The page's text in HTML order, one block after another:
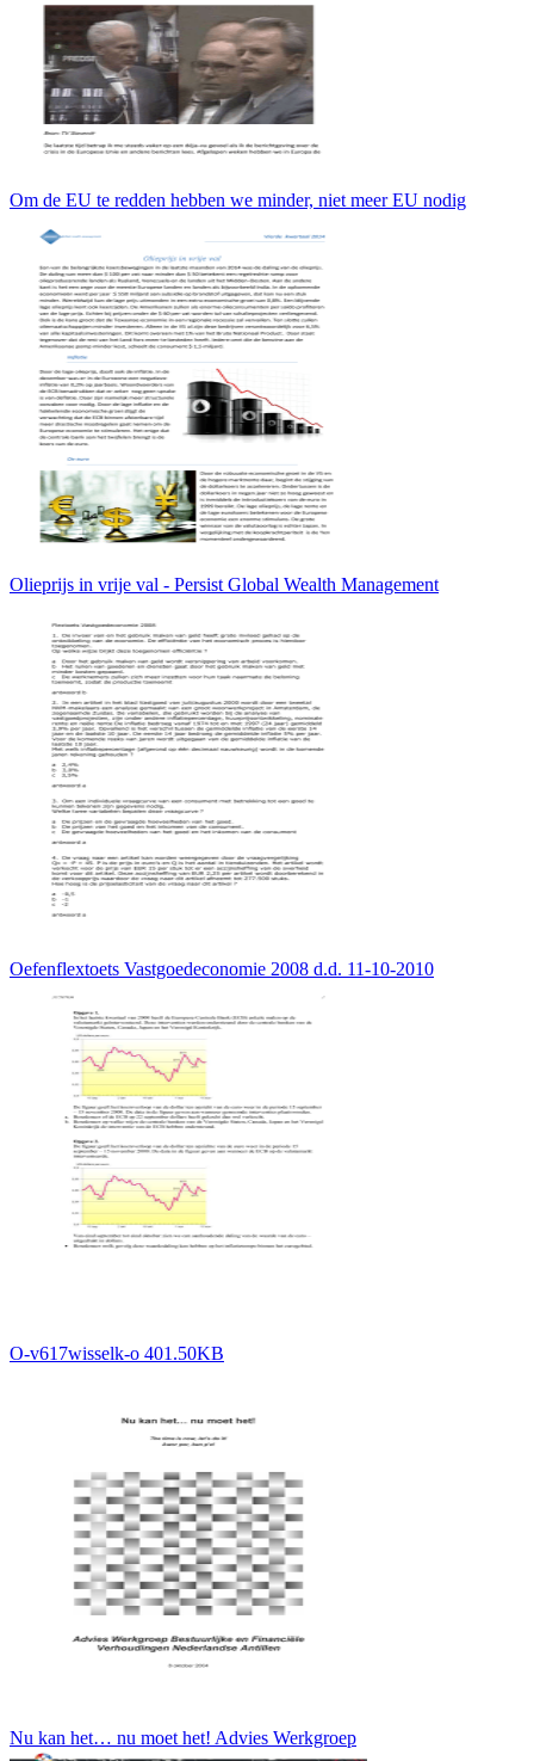
Om de EU te redden hebben we minder, niet meer EU nodig
Olieprijs in vrije val - Persist Global Wealth Management
Oefenflextoets Vastgoedeconomie 2008 d.d. 11-10-2010
O-v617wisselk-o 401.50KB
Nu kan het… nu moet het! Advies Werkgroep